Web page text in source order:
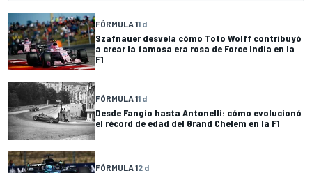
FÓRMULA 11 d
Szafnauer desvela cómo Toto Wolff contribuyó
a crear la famosa era rosa de Force India en la
F1
FÓRMULA 11 d
Desde Fangio hasta Antonelli: cómo evolucionó
el récord de edad del Grand Chelem en la F1
FÓRMULA 12 d